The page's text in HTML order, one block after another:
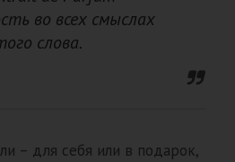
во всех смыслах
слова.
– для себя или в подарок,